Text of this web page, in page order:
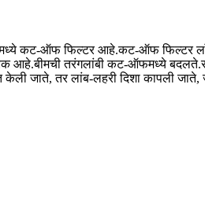
कट-ऑफ फिल्टर आहे.कट-ऑफ फिल्टर
आहे.बीमची तरंगलांबी कट-ऑफमध्ये
केली जाते, तर लांब-लहरी दिशा कापली जाते,